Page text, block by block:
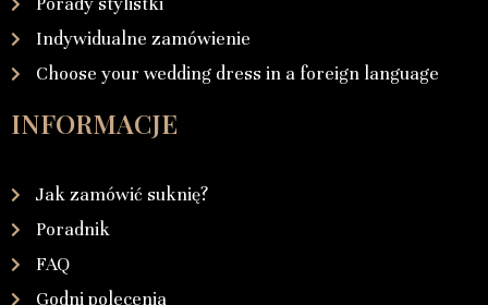
Indywidualne zamówienie
Choose your wedding dress in a foreign language
INFORMACJE
Jak zamówić suknię?
Poradnik
FAQ
Godni polecenia